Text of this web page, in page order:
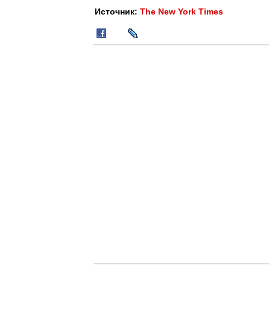
Источник: The New York Times